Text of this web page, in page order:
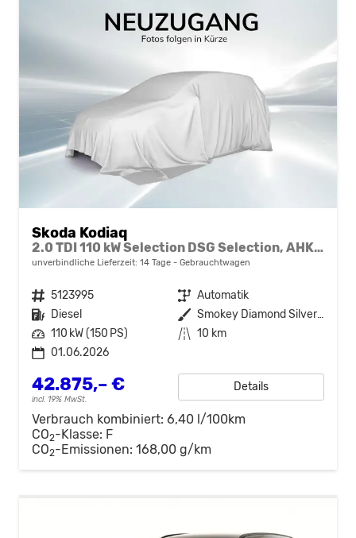
Skoda Kodiaq
2.0 TDI 110 kW Selection DSG Selection, AHK, Navi, Side, Kamera, Winter, 4 J.-Garantie
unverbindliche Lieferzeit: 14 Tage Gebrauchtwagen
Fahrzeugnr. 5123995 Getriebe Automatik
Kraftstoff Diesel Außenfarbe
Smokey Diamond Silver Metallic
Leistung 110 kW (150 PS) Kilometerstand 10 km
01.06.2026
42.875,– €
incl. 19% MwSt.
Details
Verbrauch kombiniert: 6,40 l/100km
CO2-Klasse: F
CO2-Emissionen: 168,00 g/km